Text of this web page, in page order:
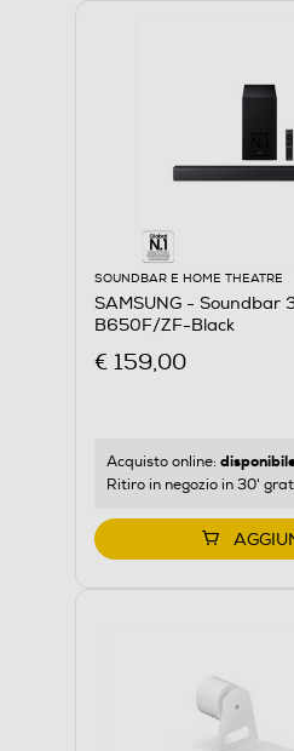
SOUNDBAR E HOME THEATRE
SAMSUNG - Soundbar
B650F/ZF-Black
€ 159,00
Acquisto online:
Ritiro in negozio in 30'